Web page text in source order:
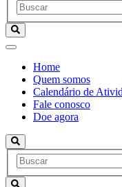
Navegación
principal
Home
Quem somos
Calendário de
Fale conosco
Doe agora